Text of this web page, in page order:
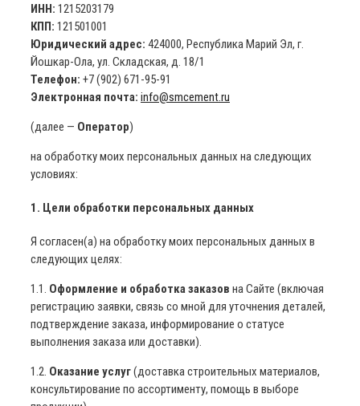
ИНН: 1215203179
КПП: 121501001
Юридический адрес: 424000, Республика Марий Эл, г.
Йошкар-Ола, ул. Складская, д. 18/1
Телефон: +7 (902) 671-95-91
Электронная почта: info@smcement.ru
(далее — Оператор)
на обработку моих персональных данных на следующих
условиях:
1. Цели обработки персональных данных
Я согласен(а) на обработку моих персональных данных в
следующих целях:
1.1. Оформление и обработка заказов на Сайте (включая
регистрацию заявки, связь со мной для уточнения деталей,
подтверждение заказа, информирование о статусе
выполнения заказа или доставки).
1.2. Оказание услуг(доставка строительных материалов,
консультирование по ассортименту, помощь в выборе